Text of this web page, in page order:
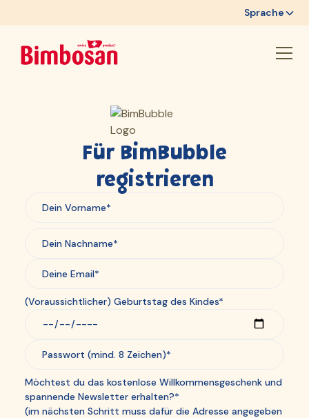
Sprache
Für BimBubble
registrieren
(Voraussichtlicher) Geburtstag des Kindes*
Möchtest du das kostenlose Willkommensgeschenk und
spannende Newsletter erhalten?*
(im nächsten Schritt muss dafür die Adresse angegeben